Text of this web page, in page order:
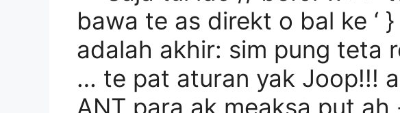
bawa te as direkt o bal ke ‘
adalah akhir: sim pung teta
… te pat aturan yak Joop!!!
ANT para ak meaksa put